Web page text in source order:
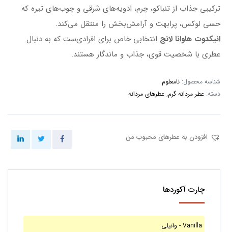
ترکیبی جذاب از تنباکو، چرم، ادویه‌های شرقی و چوب‌های تیره که
حسی لوکس، پرابهت و آرامش‌بخش را منتقل می‌کند.
انیکدوت هاوانا لانج انتخابی خاص برای افرادی‌ست که به دنبال
عطری با شخصیت قوی، جذاب و ماندگار هستند.
شناسه محصول: نامعلوم
دسته: عطر مردانه گرم, عطرهای مردانه
افزودن به عطرهای محبوب من
چارت آکوردها
وانیلی - Vanilla